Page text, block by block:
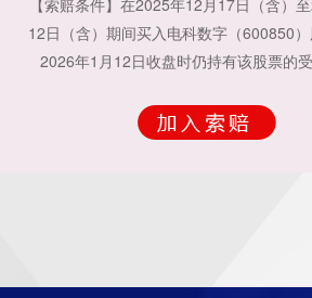
【索赔条件】在2025年12月17日（含）
12日（含）期间买入电科数字（600850
2026年1月12日收盘时仍持有该股票的